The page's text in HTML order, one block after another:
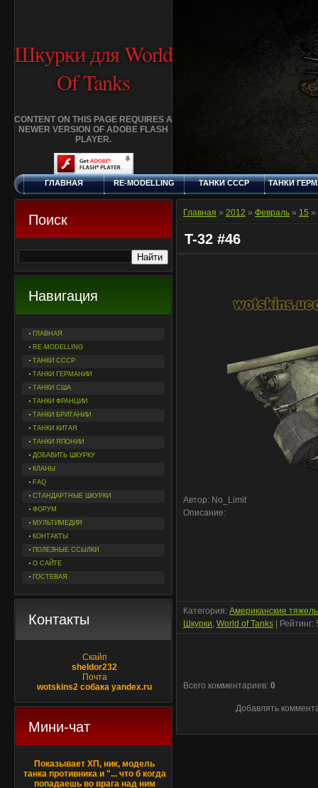
Шкурки для World
Of Tanks
CONTENT ON THIS PAGE REQUIRES A
NEWER VERSION OF ADOBE FLASH
PLAYER.
ПЯТНИЦА, 7.8.2026
ГЛАВНАЯ RE-MODELLING ТАНКИ СССР ТАНКИ
ДОБАВИТЬ
КЛАНЫ FAQ
Поиск
Навигация
ГЛАВНАЯ
RE-MODELLING
ТАНКИ СССР
ТАНКИ ГЕРМАНИИ
ТАНКИ США
ТАНКИ ФРАНЦИИ
ТАНКИ БРИТАНИИ
ТАНКИ КИТАЯ
ТАНКИ ЯПОНИИ
ДОБАВИТЬ ШКУРКУ
КЛАНЫ
FAQ
СТАНДАРТНЫЕ ШКУРКИ
ФОРУМ
МУЛЬТИМЕДИЯ
КОНТАКТЫ
ПОЛЕЗНЫЕ ССЫЛКИ
О САЙТЕ
ГОСТЕВАЯ
Контакты
Скайп
sheldor232
Почта
wotskins2 собака yandex.ru
Мини-чат
Показывает ХП, ник, модель
танка противника и "... что б когда
попадаешь во врага над ним
Главная » 2012 » Февраль » 15 »
T-32 #46
Автор: No_Limit
Описание:
Категория: Американские
Шкурки, World of Tanks Рейтинг:
Всего комментариев: 0
Добавлять